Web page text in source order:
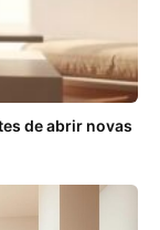
de abrir novas